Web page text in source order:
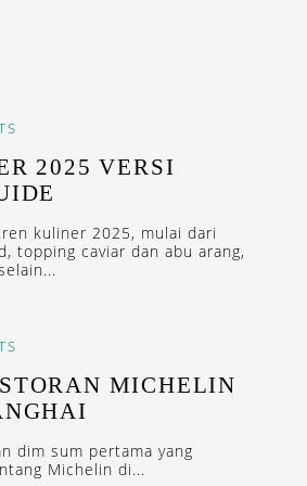
2025 VERSI
kuliner 2025, mulai dari
topping caviar dan abu arang,
MICHELIN
dim sum pertama yang
Michelin di...